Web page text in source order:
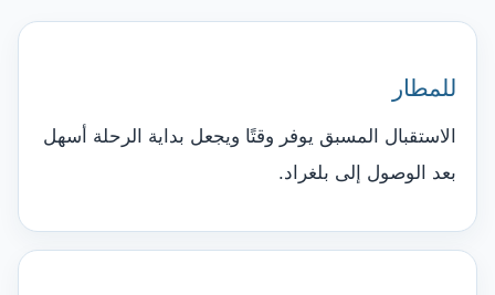
للمطار
الاستقبال المسبق يوفر وقتًا ويجعل بداية الرحلة أسهل
بعد الوصول إلى بلغراد.